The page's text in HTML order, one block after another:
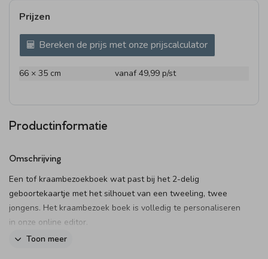
Prijzen
Bereken de prijs met onze prijscalculator
66 × 35 cm vanaf 49,99 p/st
Productinformatie
Omschrijving
Een tof kraambezoekboek wat past bij het 2-delig
geboortekaartje met het silhouet van een tweeling, twee
jongens. Het kraambezoek boek is volledig te personaliseren
in onze online editor.
Toon meer